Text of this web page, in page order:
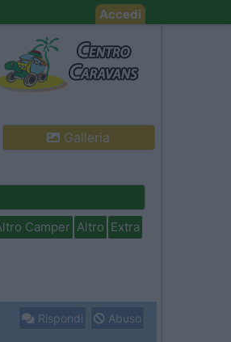
Accedi
Galleria
Camper Altro Extra
Rispondi Abuso